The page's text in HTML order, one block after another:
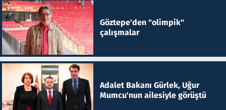
Göztepe'den "olimpik"
çalışmalar
Adalet Bakanı Gürlek, Uğur
Mumcu'nun ailesiyle görüştü